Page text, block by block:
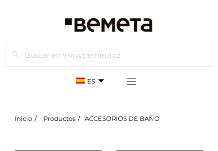
Buscar
ES
Inicio Productos ACCESORIOS DE BAÑO